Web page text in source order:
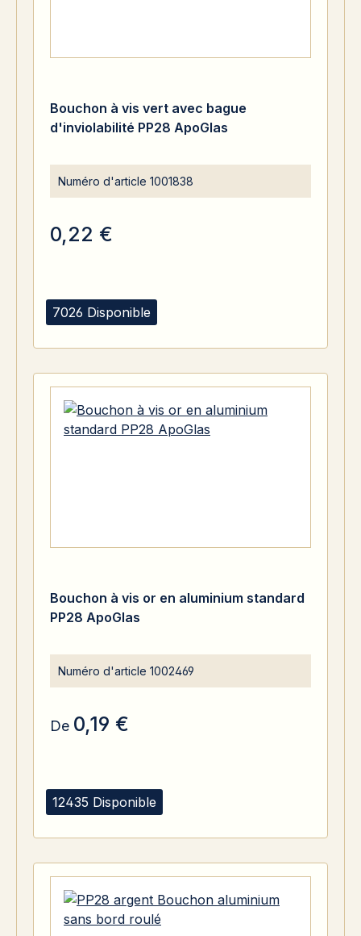
7026 Disponible
Bouchon à vis vert avec bague
d'inviolabilité PP28 ApoGlas
Numéro d'article 1001838
0,22 €
12435 Disponible
Bouchon à vis or en aluminium standard
PP28 ApoGlas
Numéro d'article 1002469
De 0,19 €